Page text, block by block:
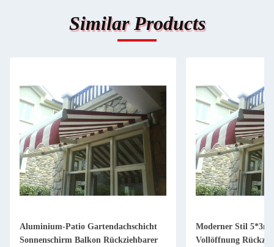
Similar Products
Aluminium-Patio Gartendachschicht
Sonnenschirm Balkon Rückziehbarer
Moderner Stil 5*3m
Vollöffnung